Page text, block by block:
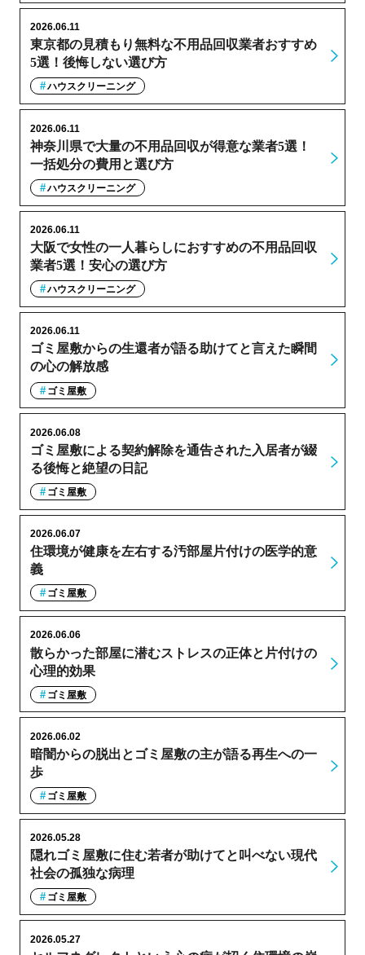
東京都の見積もり無料な不用品回収業者おすすめ
5選！後悔しない選び方
2026.06.11
ハウスクリーニング
神奈川県で大量の不用品回収が得意な業者5選！
一括処分の費用と選び方
2026.06.11
ハウスクリーニング
大阪で女性の一人暮らしにおすすめの不用品回収
業者5選！安心の選び方
2026.06.11
ハウスクリーニング
ゴミ屋敷からの生還者が語る助けてと言えた瞬間
の心の解放感
2026.06.11
ゴミ屋敷
ゴミ屋敷による契約解除を通告された入居者が綴
る後悔と絶望の日記
2026.06.08
ゴミ屋敷
住環境が健康を左右する汚部屋片付けの医学的意
義
2026.06.07
ゴミ屋敷
散らかった部屋に潜むストレスの正体と片付けの
心理的効果
2026.06.06
ゴミ屋敷
暗闇からの脱出とゴミ屋敷の主が語る再生への一
歩
2026.06.02
ゴミ屋敷
隠れゴミ屋敷に住む若者が助けてと叫べない現代
社会の孤独な病理
2026.05.28
ゴミ屋敷
2026.05.27